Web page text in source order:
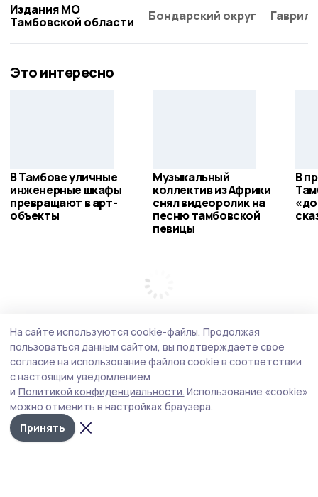
Издания МО
Тамбовской области
Бондарский округ
Это интересно
В Тамбове уличные
инженерные шкафы
превращают в арт-
объекты
Музыкальный
коллектив из Африки
снял видеоролик на
песню тамбовской
певицы
В
На сайте используются cookie-файлы. Продолжая
пользоваться данным сайтом, вы подтверждаете свое
согласие на использование файлов cookie в соответствии
с настоящим уведомлением
и Политикой конфиденциальности. Использование «cookie»
можно отменить в настройках браузера.
Принять